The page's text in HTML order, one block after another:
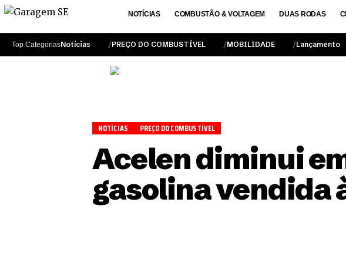
NOTÍCIAS COMBUSTÃO & VOLTAGEM DUAS RODAS
Top CategoriasNotícias PREÇO DO COMBUSTÍVEL MOBILIDADE Lançamento
NOTÍCIAS PREÇO DO COMBUSTÍVEL
Acelen diminui
gasolina